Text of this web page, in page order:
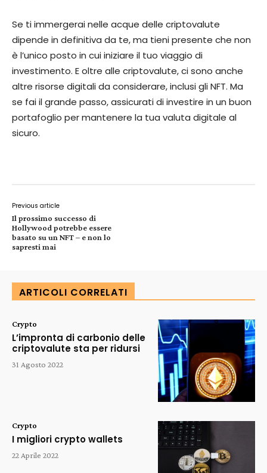
Se ti immergerai nelle acque delle criptovalute
dipende in definitiva da te, ma tieni presente che non
è l’unico posto in cui iniziare il tuo viaggio di
investimento. E oltre alle criptovalute, ci sono anche
altre risorse digitali da considerare, inclusi gli NFT. Ma
se fai il grande passo, assicurati di investire in un buon
portafoglio per mantenere la tua valuta digitale al
sicuro.
Previous article
Il prossimo successo di
Hollywood potrebbe essere
basato su un NFT – e non lo
sapresti mai
ARTICOLI CORRELATI
Crypto
L’impronta di carbonio delle
criptovalute sta per ridursi
31 Agosto 2022
Crypto
I migliori crypto wallets
22 Aprile 2022